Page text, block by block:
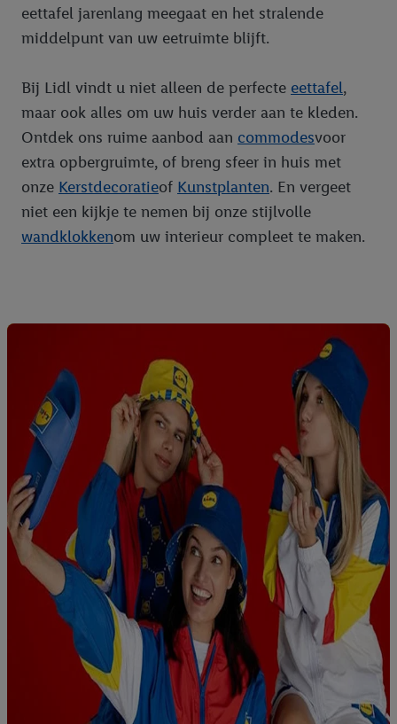
eettafel jarenlang meegaat en het stralende
middelpunt van uw eetruimte blijft.
Bij Lidl vindt u niet alleen de perfecte eettafel,
maar ook alles om uw huis verder aan te kleden.
Ontdek ons ruime aanbod aan commodesvoor
extra opbergruimte, of breng sfeer in huis met
onze Kerstdecoratieof Kunstplanten. En vergeet
niet een kijkje te nemen bij onze stijlvolle
wandklokkenom uw interieur compleet te maken.